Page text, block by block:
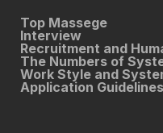
Top Massege
Interview
Recruitment and
The Numbers of
Work Style and
Application Guidelines